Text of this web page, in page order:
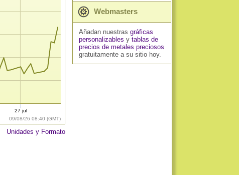
09/08/26 08:40 (GMT)
27 jul
Unidades y Formato
Webmasters
Añadan nuestras gráficas
personalizables y tablas de
precios de metales preciosos
gratuitamente a su sitio hoy.